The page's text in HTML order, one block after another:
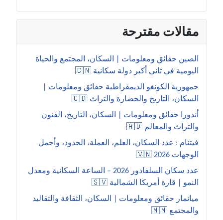
مقالات مقترحة
الصين حقائق ومعلومات | السكان، المجتمع والحياة
اليومية في ثاني أكبر دولة سكانية 🇨🇳
جمهورية الكونغو الديمقراطية حقائق ومعلومات |
السكان، التاريخ والحضارة والتراث 🇨🇩
أندورا حقائق ومعلومات | السكان، التاريخ، الفنون
والتراث والمعالم 🇦🇩
فيتنام : عدد السكان، العلم، العملة، الحدود، وأجمل
الوجهات 2026 🇻🇳
عدد سكان السلفادور 2026 – الساعة السكانية ومعدل
النمو | قارة أمريكا الشمالية 🇸🇻
ميانمار حقائق ومعلومات | السكان، الثقافة والتقاليد
والمجتمع 🇲🇲